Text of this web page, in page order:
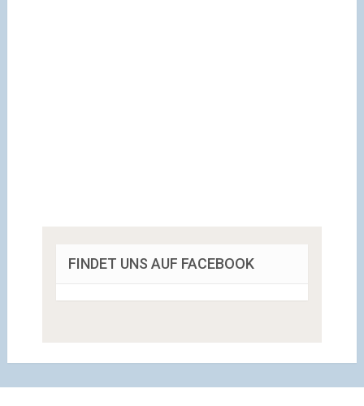
FINDET UNS AUF FACEBOOK